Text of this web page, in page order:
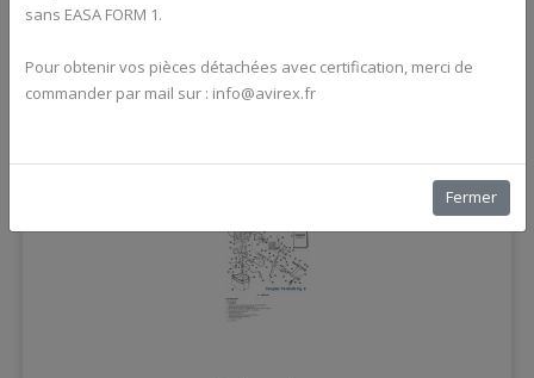
Alternators
sans EASA FORM 1.
Pour obtenir vos pièces détachées avec certification, merci de
commander par mail sur : info@avirex.fr
Fermer